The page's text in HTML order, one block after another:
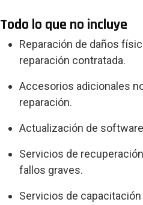
Todo lo que no incluye
Reparación de daños
reparación contratada.
Accesorios adicionales
reparación.
Actualización de
Servicios de
fallos graves.
Servicios de